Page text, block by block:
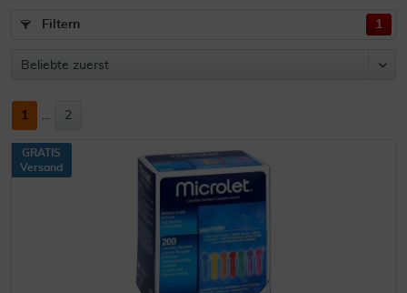
Filtern 1
1 ... 2
GRATIS
Versand